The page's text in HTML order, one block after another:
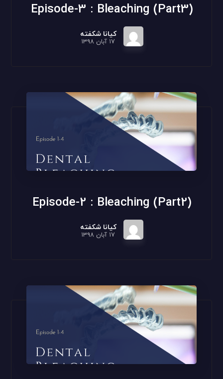
(Episode-3 : Bleaching (Part3
کیانا شکفته
۱۷ آبان ۱۳۹۸
(Episode-2 : Bleaching (Part2
کیانا شکفته
۱۷ آبان ۱۳۹۸